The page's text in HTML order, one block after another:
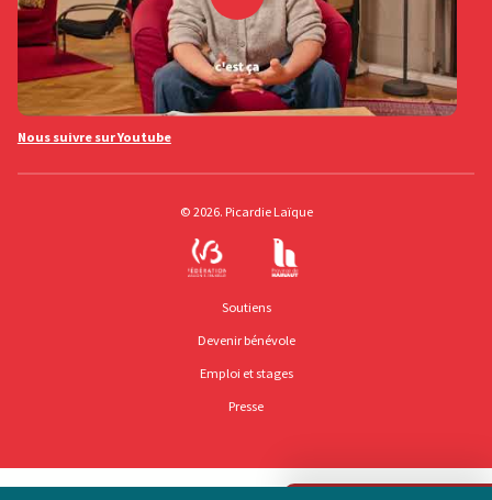
Nous suivre sur Youtube
© 2026. Picardie Laïque
Soutiens
Devenir bénévole
Emploi et stages
Presse